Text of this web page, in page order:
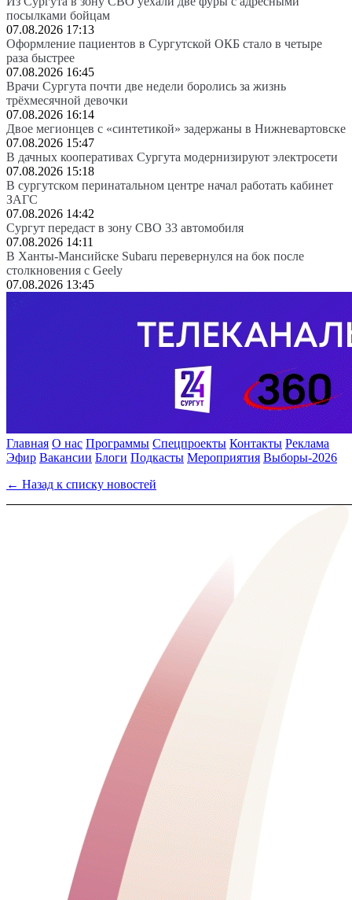
посылками бойцам
07.08.2026 17:13
Оформление пациентов в Сургутской ОКБ стало в четыре
раза быстрее
07.08.2026 16:45
Врачи Сургута почти две недели боролись за жизнь
трёхмесячной девочки
07.08.2026 16:14
Двое мегионцев с «синтетикой» задержаны в Нижневартовске
07.08.2026 15:47
В дачных кооперативах Сургута модернизируют электросети
07.08.2026 15:18
В сургутском перинатальном центре начал работать кабинет
ЗАГС
07.08.2026 14:42
Сургут передаст в зону СВО 33 автомобиля
07.08.2026 14:11
В Ханты-Мансийске Subaru перевернулся на бок после
столкновения с Geely
07.08.2026 13:45
Главная О нас Программы Спецпроекты Контакты Реклама
Эфир Вакансии Блоги Подкасты Мероприятия Выборы-2026
← Назад к списку новостей